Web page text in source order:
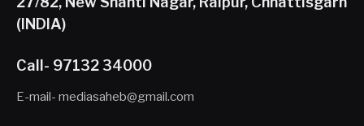
(INDIA)
Call- 97132 34000
E-mail- mediasaheb@gmail.com